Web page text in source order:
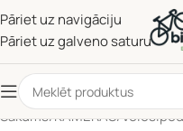
Pāriet uz navigāciju
Pāriet uz galveno saturu
Sākums/KAMERAS/